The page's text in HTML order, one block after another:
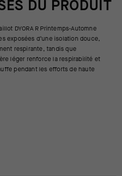
DU PRODUIT
DYORA R Printemps-Automne
exposées d’une isolation douce,
respirante, tandis que
léger renforce la respirabilité et
pendant les efforts de haute
température augmente. Le maillot
est une pièce maîtresse du
R, qu’il soit utilisé seul par
une veste imperméable dans des